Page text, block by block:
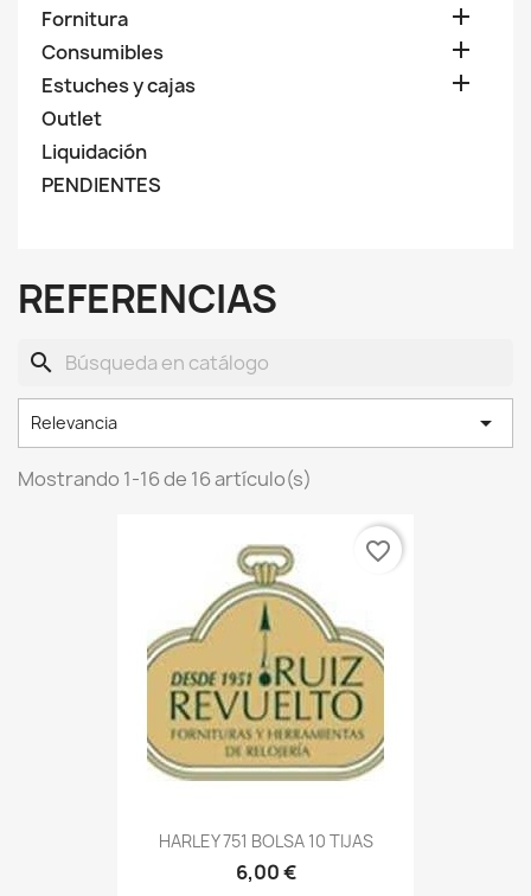
Fornitura 
Consumibles 
Estuches y cajas 
Outlet
Liquidación
PENDIENTES
REFERENCIAS
search
Relevancia 
Mostrando 1-16 de 16 artículo(s)
HARLEY 751 BOLSA 10 TIJAS
6,00 €
favorite_border